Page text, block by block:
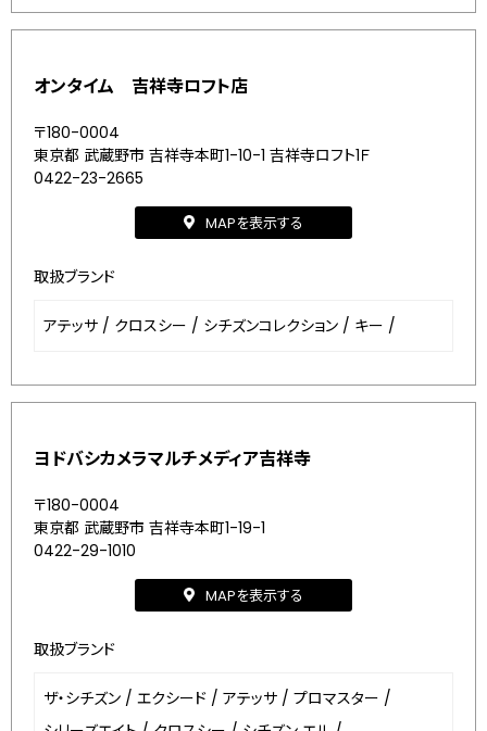
オンタイム 吉祥寺ロフト店
〒180-0004
東京都 武蔵野市 吉祥寺本町1-10-1 吉祥寺ロフト1Ｆ
0422-23-2665
MAPを表示する
取扱ブランド
アテッサ / クロスシー / シチズンコレクション / キー /
ヨドバシカメラマルチメディア吉祥寺
〒180-0004
東京都 武蔵野市 吉祥寺本町1-19-1
0422-29-1010
MAPを表示する
取扱ブランド
ザ・シチズン / エクシード / アテッサ / プロマスター /